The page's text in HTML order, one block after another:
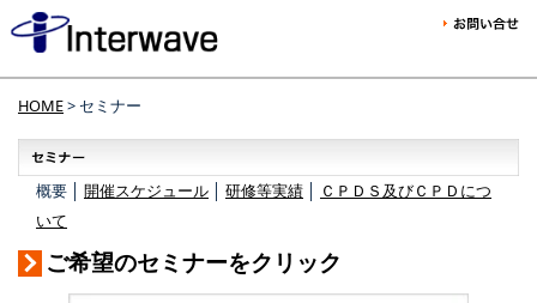
HOME> セミナー
概要 │ 開催スケジュール 研修等実績
ＣＰＤＳ及びＣＰＤにつ
いて
ご希望のセミナーをクリック